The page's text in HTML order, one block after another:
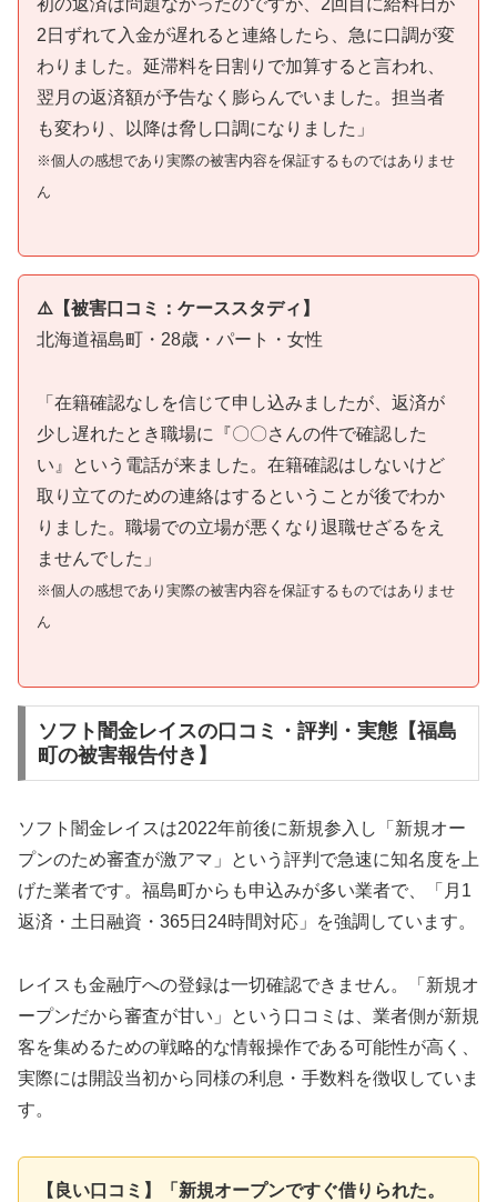
2日ずれて入金が遅れると連絡したら、急に口調が変
わりました。延滞料を日割りで加算すると言われ、
翌月の返済額が予告なく膨らんでいました。担当者
も変わり、以降は脅し口調になりました」
※個人の感想であり実際の被害内容を保証するものではありませ
ん
⚠️【被害口コミ：ケーススタディ】
北海道福島町・28歳・パート・女性
「在籍確認なしを信じて申し込みましたが、返済が
少し遅れたとき職場に『〇〇さんの件で確認した
い』という電話が来ました。在籍確認はしないけど
取り立てのための連絡はするということが後でわか
りました。職場での立場が悪くなり退職せざるをえ
ませんでした」
※個人の感想であり実際の被害内容を保証するものではありませ
ん
ソフト闇金レイスの口コミ・評判・実態【福島
町の被害報告付き】
ソフト闇金レイスは2022年前後に新規参入し「新規オー
プンのため審査が激アマ」という評判で急速に知名度を上
げた業者です。福島町からも申込みが多い業者で、「月1
返済・土日融資・365日24時間対応」を強調しています。
レイスも金融庁への登録は一切確認できません。「新規オ
ープンだから審査が甘い」という口コミは、業者側が新規
客を集めるための戦略的な情報操作である可能性が高く、
実際には開設当初から同様の利息・手数料を徴収していま
す。
【良い口コミ】「新規オープンですぐ借りられた。